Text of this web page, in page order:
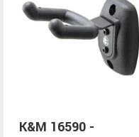
K&M 16590 -